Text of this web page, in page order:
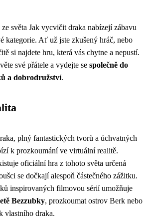
světa Jak vycvičit draka nabízejí zábavu
kategorie. Ať už jste zkušený hráč, nebo
si najdete hru, která vás chytne a nepustí.
své přátele a vydejte se společně do
a dobrodružství.
plný fantastických tvorů a úchvatných
k prozkoumání ve virtuální realitě.
oficiální hra z tohoto světa určená
se dočkají alespoň částečného zážitku.
inspirovaných filmovou sérií umožňuje
Bezzubky, prozkoumat ostrov Berk nebo
vlastního draka.